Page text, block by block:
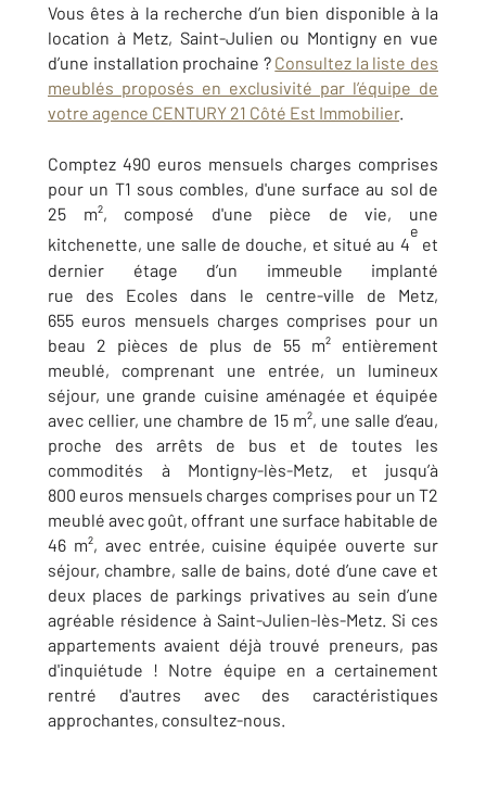
Vous êtes à la recherche d’un bien disponible à la
location à Metz, Saint-Julien ou Montigny en vue
d’une installation prochaine ? Consultez la liste des
meublés proposés en exclusivité par l’équipe de
votre agence CENTURY 21 Côté Est Immobilier.
Comptez 490 euros mensuels charges comprises
pour un T1 sous combles, d'une surface au sol de
25 m², composé d'une pièce de vie, une
kitchenette, une salle de douche, et situé au 4
e
et
dernier étage d’un immeuble implanté
rue des Ecoles dans le centre-ville de Metz,
655 euros mensuels charges comprises pour un
beau 2 pièces de plus de 55 m² entièrement
meublé, comprenant une entrée, un lumineux
séjour, une grande cuisine aménagée et équipée
avec cellier, une chambre de 15 m², une salle d’eau,
proche des arrêts de bus et de toutes les
commodités à Montigny-lès-Metz, et jusqu’à
800 euros mensuels charges comprises pour un T2
meublé avec goût, offrant une surface habitable de
46 m², avec entrée, cuisine équipée ouverte sur
séjour, chambre, salle de bains, doté d’une cave et
deux places de parkings privatives au sein d’une
agréable résidence à Saint-Julien-lès-Metz. Si ces
appartements avaient déjà trouvé preneurs, pas
d'inquiétude ! Notre équipe en a certainement
rentré d'autres avec des caractéristiques
approchantes, consultez-nous.